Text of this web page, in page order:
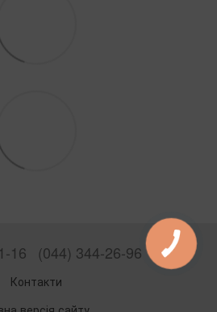
16 (044) 344-26-96
Контакти